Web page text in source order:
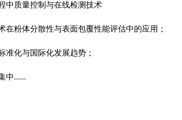
中质量控制与在线检测技术
在粉体分散性与表面包覆性能评估中的应用；
准化与国际化发展趋势；
中......